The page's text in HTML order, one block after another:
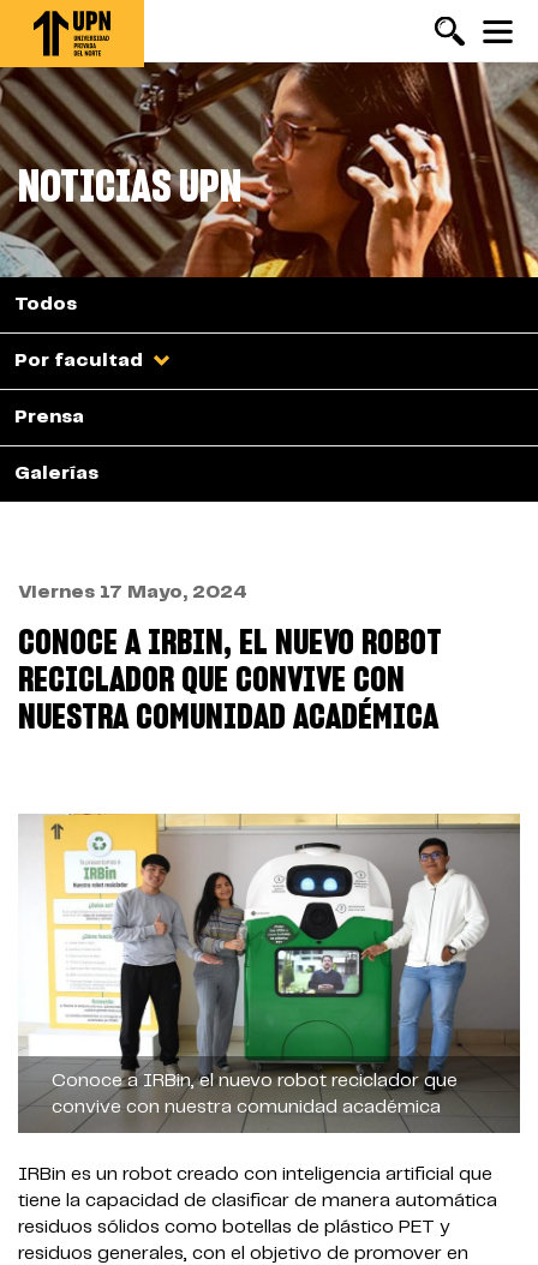
Pasar
contenido
principal
NOTICIAS UPN
Todos
Por facultad
Prensa
Galerías
Viernes 17 Mayo, 2024
CONOCE A IRBIN, EL NUEVO ROBOT
RECICLADOR QUE CONVIVE CON
NUESTRA COMUNIDAD ACADÉMICA
Conoce a IRBin, el nuevo robot reciclador que
convive con nuestra comunidad académica
IRBin es un robot creado con inteligencia artificial que
tiene la capacidad de clasificar de manera automática
residuos sólidos como botellas de plástico PET y
residuos generales, con el objetivo de promover en